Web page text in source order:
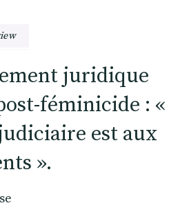
juridique
féminicide : «
est aux
».